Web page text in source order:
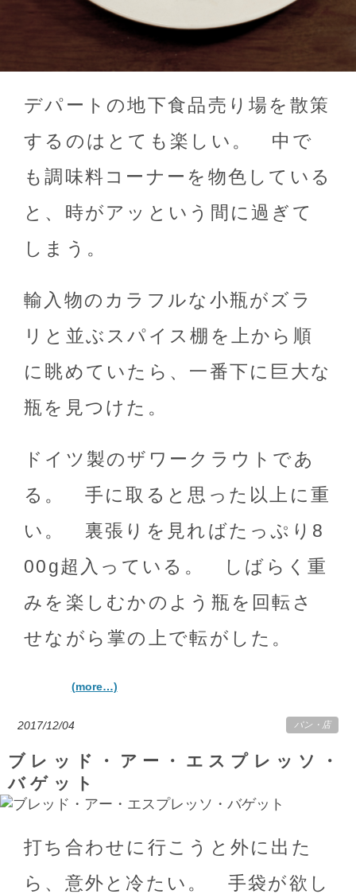
デパートの地下食品売り場を散策
するのはとても楽しい。 中で
も調味料コーナーを物色している
と、時がアッという間に過ぎて
しまう。
輸入物のカラフルな小瓶がズラ
リと並ぶスパイス棚を上から順
に眺めていたら、一番下に巨大な
瓶を見つけた。
ドイツ製のザワークラウトであ
る。 手に取ると思った以上に重
い。 裏張りを見ればたっぷり8
00g超入っている。 しばらく重
みを楽しむかのよう瓶を回転さ
せながら掌の上で転がした。
(more…)
2017/12/04 パン ・ 店
ブレッド・アー・エスプレッソ・
バゲット
打ち合わせに行こうと外に出た
ら、意外と冷たい。 手袋が欲し